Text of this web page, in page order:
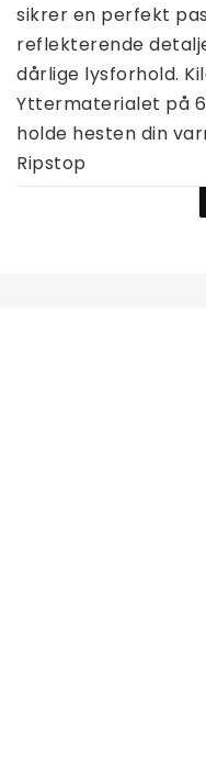
sikrer en perfekt
reflekterende
dårlige lysforhold.
Yttermaterialet på
holde hesten din
Ripstop
- Pustende
- Vanntett